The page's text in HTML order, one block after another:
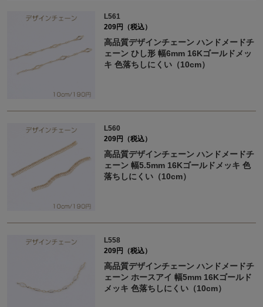
L561
209円（税込）
高品質デザインチェーン ハンドメードチ
ェーン ひし形 幅6mm 16Kゴールドメッ
キ 色落ちしにくい（10cm）
L560
209円（税込）
高品質デザインチェーン ハンドメードチ
ェーン 幅5.5mm 16Kゴールドメッキ 色
落ちしにくい（10cm）
L558
209円（税込）
高品質デザインチェーン ハンドメードチ
ェーン ホースアイ 幅5mm 16Kゴールド
メッキ 色落ちしにくい（10cm）